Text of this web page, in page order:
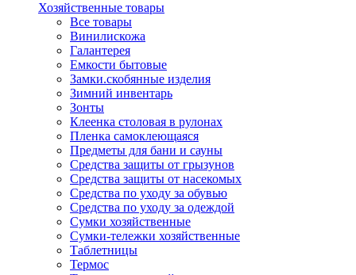
Хозяйственные товары
Все товары
Винилискожа
Галантерея
Емкости бытовые
Замки.скобянные изделия
Зимний инвентарь
Зонты
Клеенка столовая в рулонах
Пленка самоклеющаяся
Предметы для бани и сауны
Средства защиты от грызунов
Средства защиты от насекомых
Средства по уходу за обувью
Средства по уходу за одеждой
Сумки хозяйственные
Сумки-тележки хозяйственные
Таблетницы
Термос